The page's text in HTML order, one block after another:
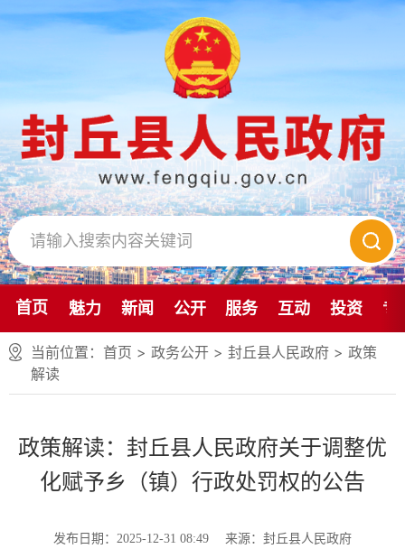
首页 魅力 新闻 公开 服务 互动 投资 专
当前位置： 首页 > 政务公开 > 封丘县人民政府 > 政策
解读
政策解读：封丘县人民政府关于调整优
化赋予乡（镇）行政处罚权的公告
发布日期：2025-12-31 08:49 来源：封丘县人民政府